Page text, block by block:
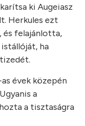
ki Augeiasz
Herkules ezt
és felajánlotta,
ha
évek közepén
a
a tisztaságra